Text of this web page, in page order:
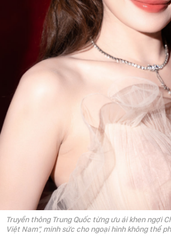
Truyền thông Trung Quốc từng ưu ái khen ngợi
Việt Nam”, minh sức cho ngoại hình không thể